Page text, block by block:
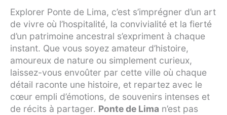
Explorer Ponte de Lima, c’est s’imprégner d’un art
de vivre où l’hospitalité, la convivialité et la fierté
d’un patrimoine ancestral s’expriment à chaque
instant. Que vous soyez amateur d’histoire,
amoureux de nature ou simplement curieux,
laissez-vous envoûter par cette ville où chaque
détail raconte une histoire, et repartez avec le
cœur empli d’émotions, de souvenirs intenses et
de récits à partager. Ponte de Lima n’est pas